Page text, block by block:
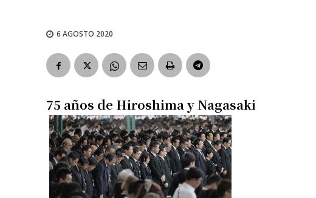
6 AGOSTO 2020
75 años de Hiroshima y Nagasaki